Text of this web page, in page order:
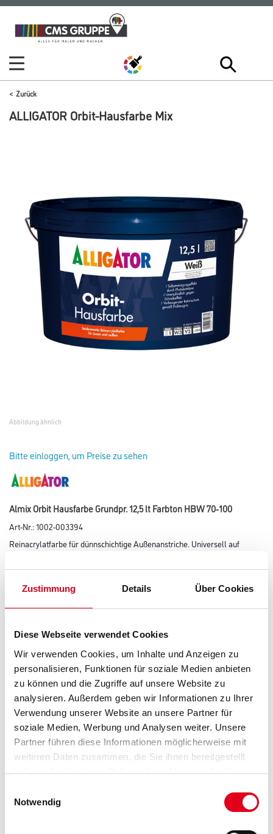
Zustimmung Details Über Cookies
Diese Webseite verwendet Cookies
Wir verwenden Cookies, um Inhalte und Anzeigen zu
personalisieren, Funktionen für soziale Medien anbieten
zu können und die Zugriffe auf unsere Website zu
analysieren. Außerdem geben wir Informationen zu Ihrer
Verwendung unserer Website an unsere Partner für
soziale Medien, Werbung und Analysen weiter. Unsere
Partner führen diese Informationen möglicherweise mit
weiteren Daten zusammen, die Sie ihnen bereitgestellt
haben oder die sie im Rahmen Ihrer Nutzung der Dienste
Notwendig
Zum
Inhalt
Zum
Navigationsmenü
Zurück
ALLIGATOR Orbit-Hausfarbe Mix
Abbildung ähnlich
Bitte einloggen, um Preise zu sehen
Almix Orbit Hausfarbe Grundpr. 12,5 lt Farbton HBW 70-100
Art-Nr.:1002-003394
Reinacrylatfarbe für dünnschichtige Außenanstriche. Universell auf
Glanzgrad
Gebinde